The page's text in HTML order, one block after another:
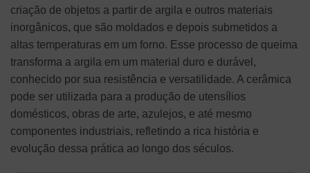
criação de objetos a partir de argila e outros materiais
inorgânicos, que são moldados e depois submetidos a
altas temperaturas em um forno. Esse processo de queima
transforma a argila em um material duro e durável,
conhecido por sua resistência e versatilidade. A cerâmica
pode ser utilizada para a produção de utensílios
domésticos, obras de arte, azulejos, e até mesmo
componentes industriais, refletindo a rica história e
evolução dessa prática ao longo dos séculos.